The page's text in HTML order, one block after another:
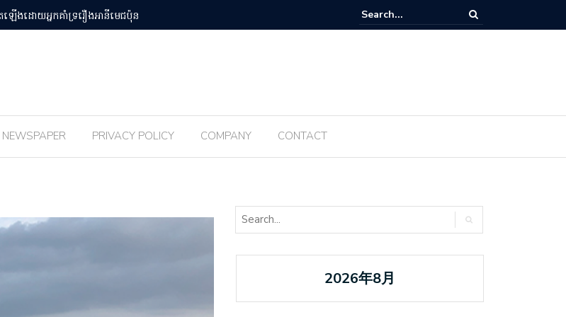
ពិធីបុណ្យ Tanabata ប្រចាំឆ្នាំ ២០២៥ ត្រូវបានធ្វើឡើងម្តងទៀតនៅឆ្នាំនេះ
NEWSPAPER PRIVACY POLICY COMPANY CONTACT
2026年8月